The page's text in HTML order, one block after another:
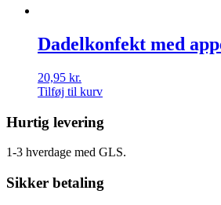
Dadelkonfekt med
20,95 kr.
Tilføj til kurv
Hurtig levering
1-3 hverdage med GLS.
Sikker betaling